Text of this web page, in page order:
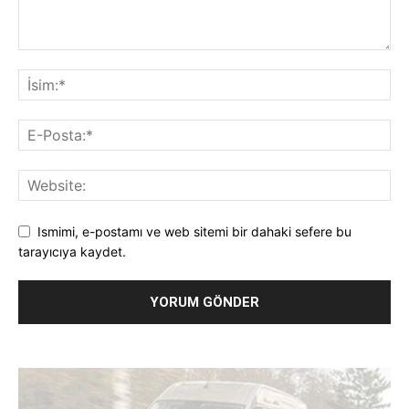
Ismimi, e-postamı ve web sitemi bir dahaki sefere bu
tarayıcıya kaydet.